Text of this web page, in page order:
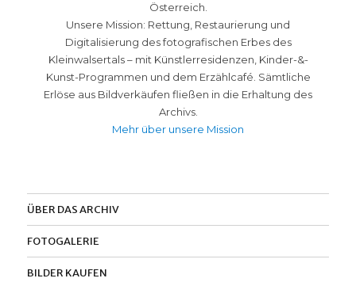
Österreich.
Unsere Mission: Rettung, Restaurierung und
Digitalisierung des fotografischen Erbes des
Kleinwalsertals – mit Künstlerresidenzen, Kinder-&-
Kunst-Programmen und dem Erzählcafé. Sämtliche
Erlöse aus Bildverkäufen fließen in die Erhaltung des
Archivs.
Mehr über unsere Mission
ÜBER DAS ARCHIV
FOTOGALERIE
BILDER KAUFEN